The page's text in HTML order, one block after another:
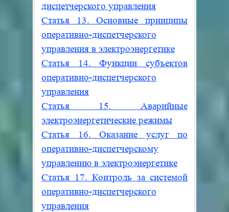
диспетчерского управления
Статья 13. Основные принципы
оперативно-диспетчерского
управления в электроэнергетике
Статья 14. Функции субъектов
оперативно-диспетчерского
управления
Статья 15. Аварийные
электроэнергетические режимы
Статья 16. Оказание услуг по
оперативно-диспетчерскому
управлению в электроэнергетике
Статья 17. Контроль за системой
оперативно-диспетчерского
управления